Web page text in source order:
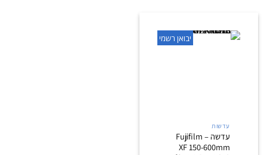
יבואן רשמי
עדשות
עדשה – Fujifilm
XF 150-600mm